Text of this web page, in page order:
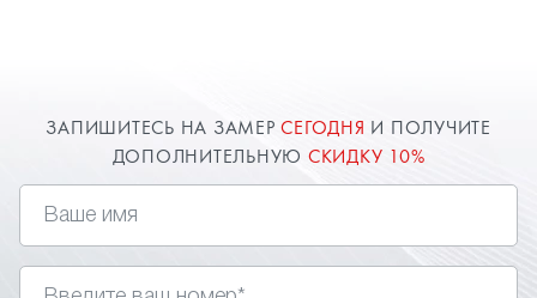
ЗАПИШИТЕСЬ НА ЗАМЕРСЕГОДНЯ И ПОЛУЧИТЕ
ДОПОЛНИТЕЛЬНУЮ СКИДКУ 10%